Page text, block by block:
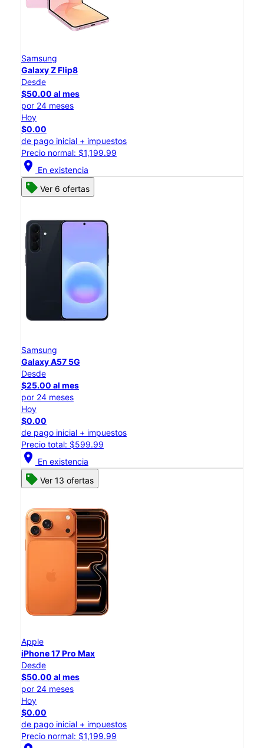
Samsung
Galaxy Z Flip8
Desde
$50.00 al mes
por 24 meses
Hoy
$0.00
de pago inicial + impuestos
Precio normal: $1,199.99
location_on En existencia
Ver 6 ofertas
Samsung
Galaxy A57 5G
Desde
$25.00 al mes
por 24 meses
Hoy
$0.00
de pago inicial + impuestos
Precio total: $599.99
location_on En existencia
Ver 13 ofertas
Apple
iPhone 17 Pro Max
Desde
$50.00 al mes
por 24 meses
Hoy
$0.00
de pago inicial + impuestos
Precio normal: $1,199.99